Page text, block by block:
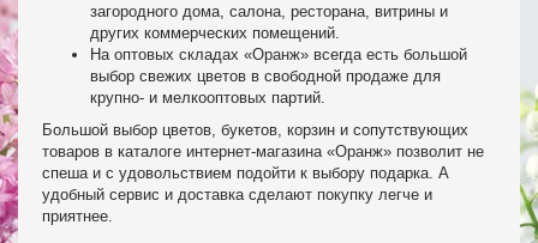
загородного дома, салона, ресторана, витрины и
других коммерческих помещений.
На оптовых складах «Оранж» всегда есть большой
выбор свежих цветов в свободной продаже для
крупно- и мелкооптовых партий.
Большой выбор цветов, букетов, корзин и сопутствующих
товаров в каталоге интернет-магазина «Оранж» позволит не
спеша и с удовольствием подойти к выбору подарка. А
удобный сервис и доставка сделают покупку легче и
приятнее.